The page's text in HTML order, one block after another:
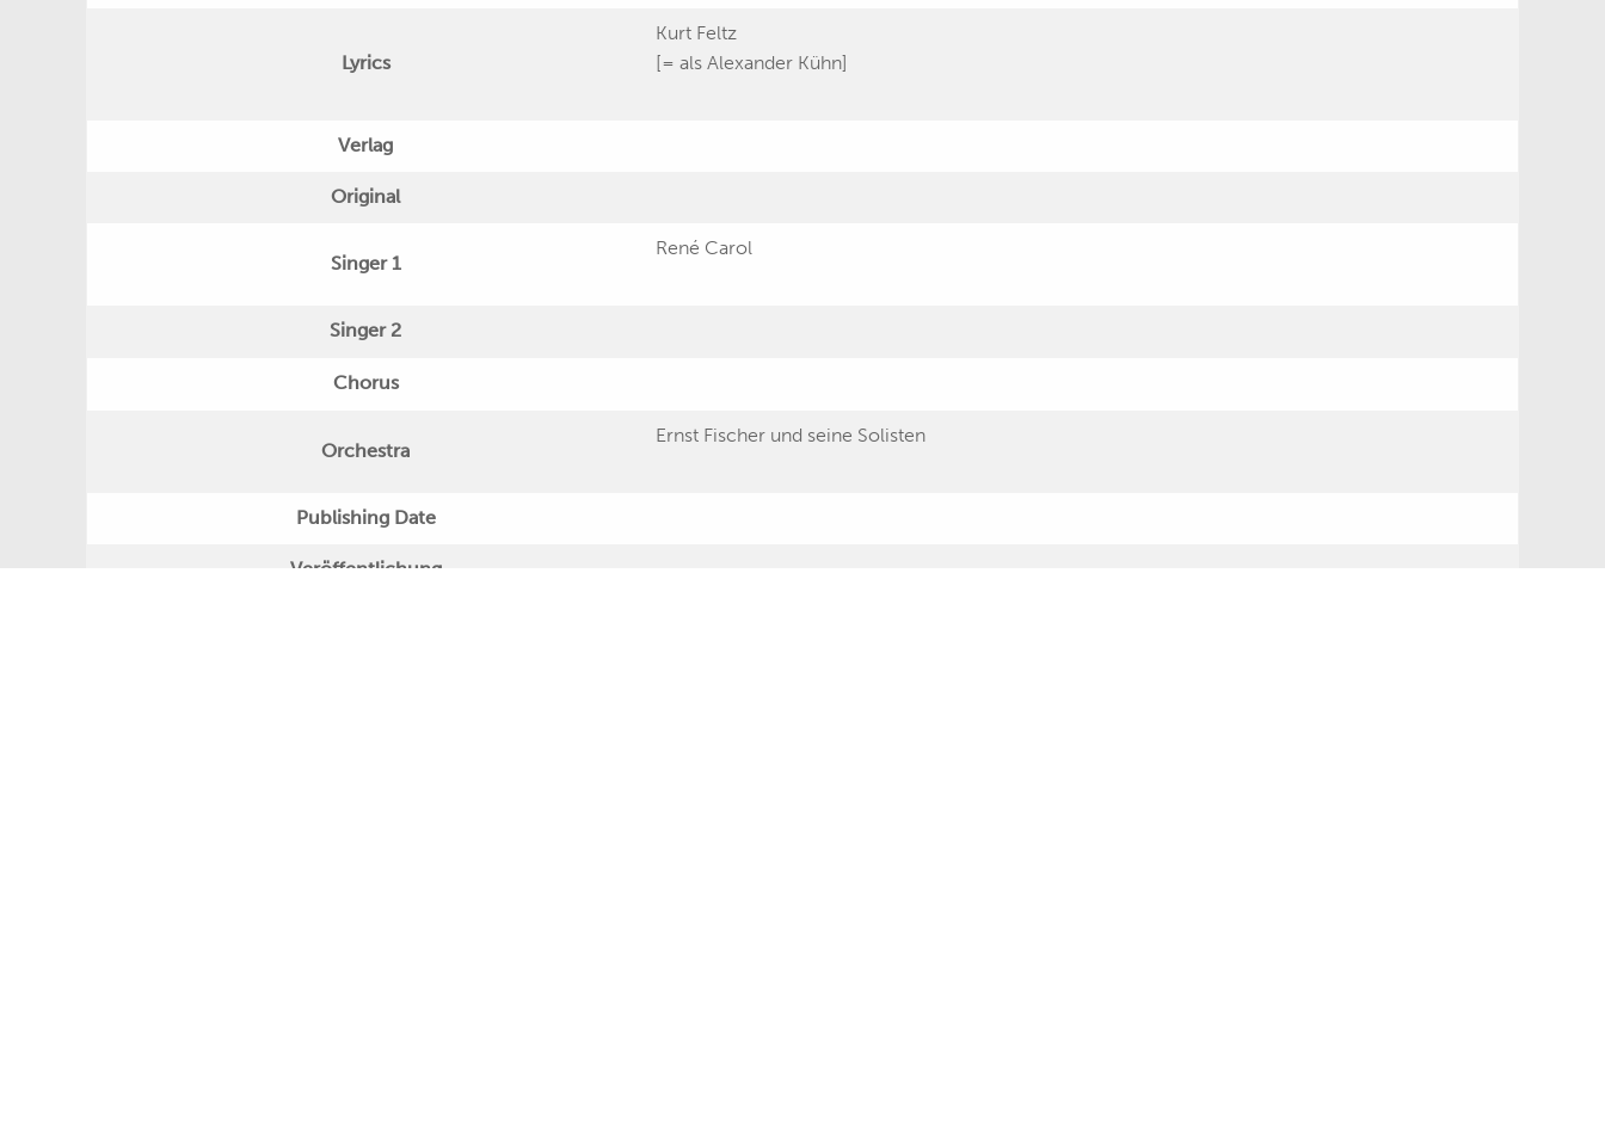
Lyrics
Kurt Feltz
[= als Alexander Kühn]
Verlag
Original
Singer 1
René Carol
Singer 2
Chorus
Orchestra
Ernst Fischer und seine Solisten
Publishing Date
Veröffentlichung